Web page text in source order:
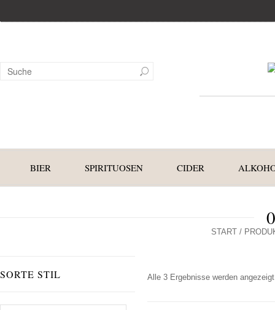
BIER SPIRITUOSEN CIDER
START/
SORTE STIL Alle 3 Ergebnisse werden angezeigt